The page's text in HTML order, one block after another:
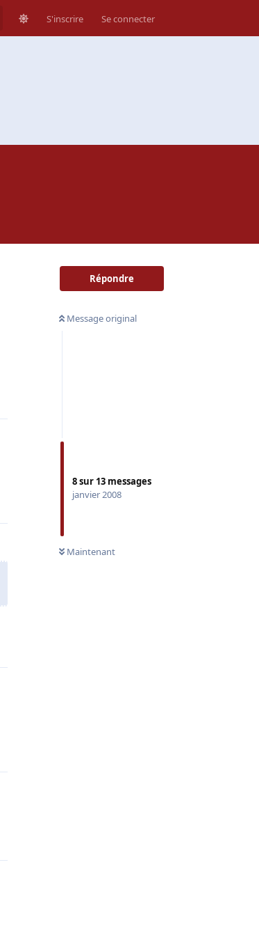
S'inscrire Se connecter
Répondre
Message original
8sur 13 messages
janvier 2008
Maintenant